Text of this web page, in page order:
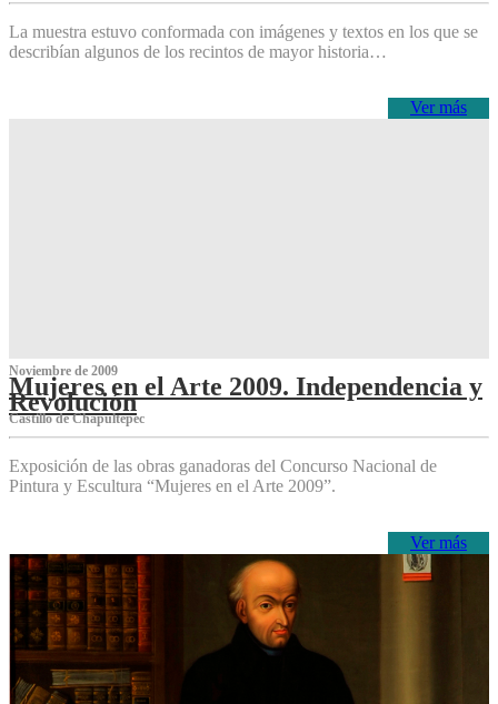
La muestra estuvo conformada con imágenes y textos en los que se
describían algunos de los recintos de mayor historia…
Ver más
Noviembre de 2009
Mujeres en el Arte 2009. Independencia y
Revolución
Castillo de Chapultepec
Exposición de las obras ganadoras del Concurso Nacional de
Pintura y Escultura “Mujeres en el Arte 2009”.
Ver más